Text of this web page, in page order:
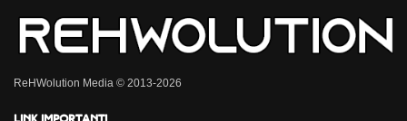
ReHWolution Media © 2013-2026